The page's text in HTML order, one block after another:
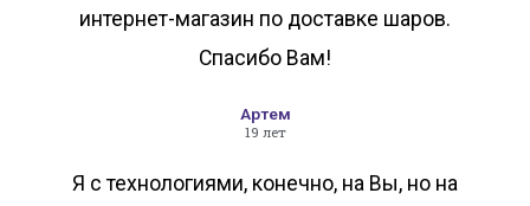
интернет-магазин по доставке шаров.
Спасибо Вам!
Артем
19 лет
Я с технологиями, конечно, на Вы, но на